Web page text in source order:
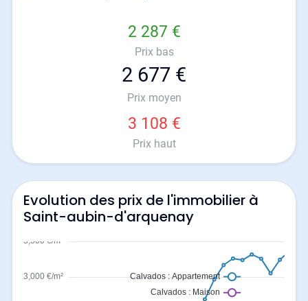
2 287 €
Prix bas
2 677 €
Prix moyen
3 108 €
Prix haut
Evolution des prix de l'immobilier à
Saint-aubin-d'arquenay